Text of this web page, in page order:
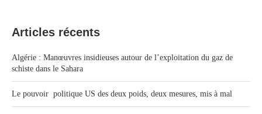
Articles récents
Algérie : Manœuvres insidieuses autour de l’exploitation du gaz de
schiste dans le Sahara
Le pouvoir politique US des deux poids, deux mesures, mis à mal